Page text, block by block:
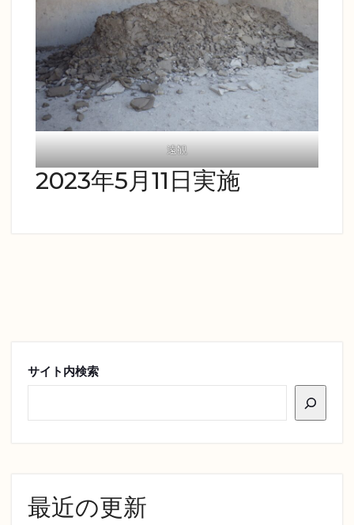
遠観
2023年5月11日実施
サイト内検索
最近の更新